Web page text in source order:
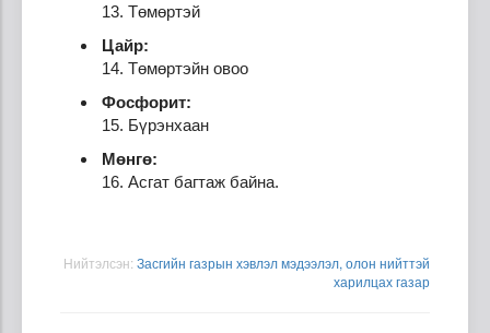
13. Төмөртэй
Цайр:
14. Төмөртэйн овоо
Фосфорит:
15. Бүрэнхаан
Мөнгө:
16. Асгат багтаж байна.
Нийтэлсэн: Засгийн газрын хэвлэл мэдээлэл, олон нийттэй
харилцах газар